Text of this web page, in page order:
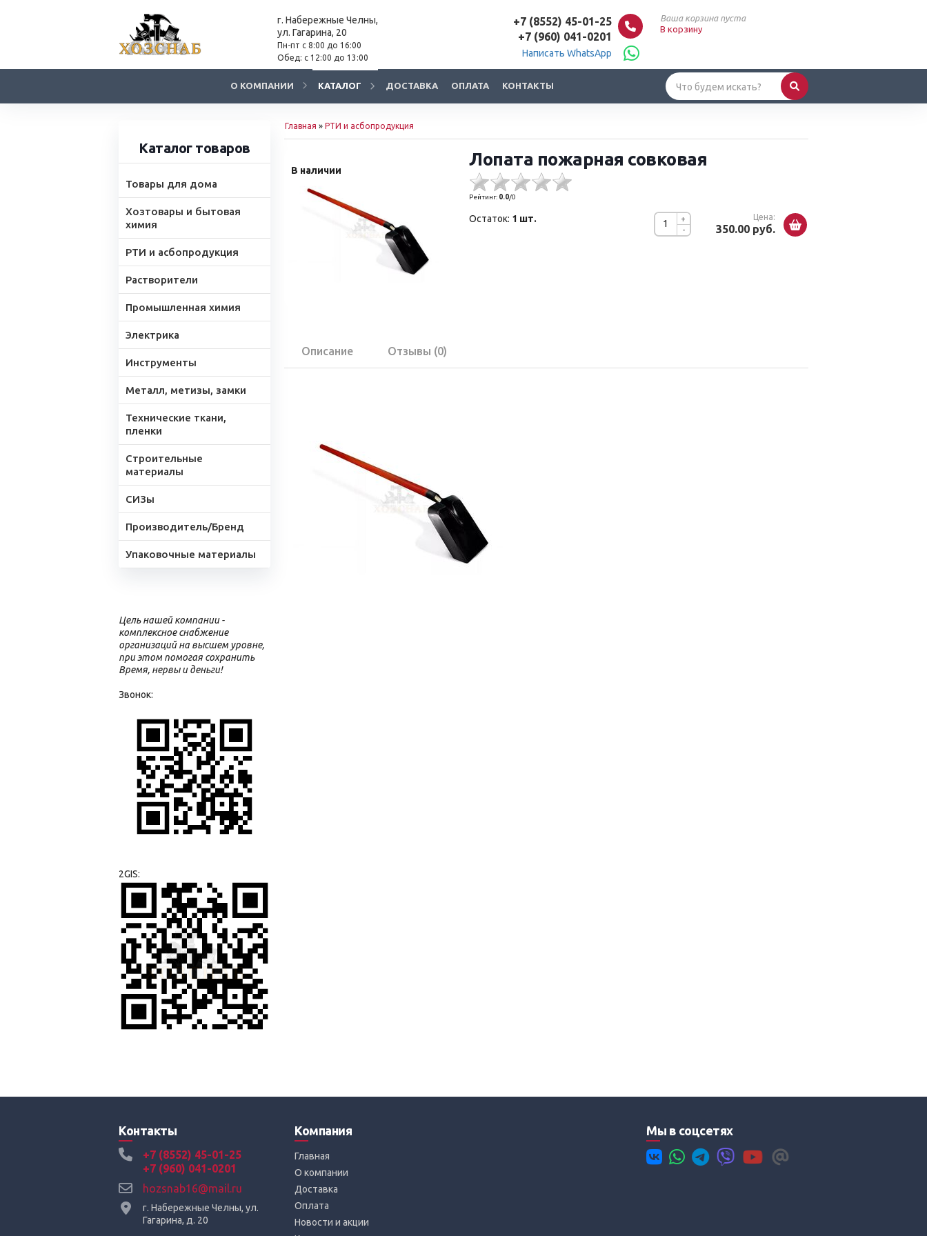
г. Набережные Челны,
ул. Гагарина, 20
Пн-пт с 8:00 до 16:00
Обед: с 12:00 до 13:00
+7 (8552) 45-01-25
+7 (960) 041-0201
Написать WhatsApp
Ваша корзина пуста
В корзину
О КОМПАНИИ КАТАЛОГ ДОСТАВКА ОПЛАТА КОНТАКТЫ
Каталог товаров
Товары для дома
Хозтовары и бытовая
химия
РТИ и асбопродукция
Растворители
Промышленная химия
Электрика
Инструменты
Металл, метизы, замки
Технические ткани,
пленки
Строительные
материалы
СИЗы
Производитель/Бренд
Упаковочные материалы
Цель нашей компании -
комплексное снабжение
организаций на высшем уровне,
при этом помогая сохранить
Время, нервы и деньги!
Звонок:
2GIS:
Главная » РТИ и асбопродукция
В наличии
Лопата пожарная совковая
Рейтинг: 0.0/0
-
+ Цена:
350.00 руб.
Остаток: 1 шт.
Описание Отзывы (0)
Контакты
+7 (8552) 45-01-25
+7 (960) 041-0201
hozsnab16@mail.ru
г. Набережные Челны, ул.
Гагарина, д. 20
Компания
Главная
О компании
Доставка
Оплата
Новости и акции
Мы в соцсетях